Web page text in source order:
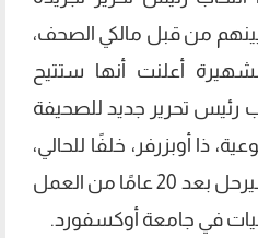
من قبل مالكي الصحف،
أعلنت أنها ستتيح
رئيس تحرير جديد للصحيفة
ذا أوبزرفر، خلفًا للحالي،
آلان روسبريدجر، والذي سيرحل بعد 20 عامًا من العمل
في جامعة أوكسفورد.